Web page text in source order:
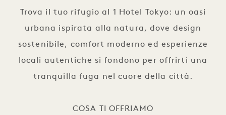
Trova il tuo rifugio al 1 Hotel Tokyo: un oasi
urbana ispirata alla natura, dove design
sostenibile, comfort moderno ed esperienze
locali autentiche si fondono per offrirti una
tranquilla fuga nel cuore della città.
COSA TI OFFRIAMO